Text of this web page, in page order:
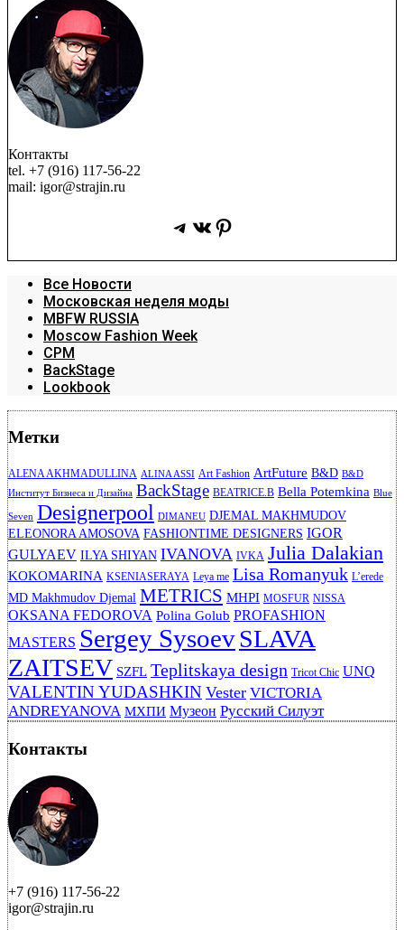
Контакты
tel. +7 (916) 117-56-22
mail: igor@strajin.ru
Telegram
ВКонтакте
Pinterest
Все Новости
Московская неделя моды
MBFW RUSSIA
Moscow Fashion Week
CPM
BackStage
Lookbook
Метки
ALENA AKHMADULLINA ALINA ASSI Art Fashion ArtFuture B&D B&D
Институт Бизнеса и Дизайна BackStage BEATRICE.B Bella Potemkina Blue
Seven Designerpool DIMANEU DJEMAL MAKHMUDOV
ELEONORA AMOSOVA FASHIONTIME DESIGNERS IGOR
GULYAEV ILYA SHIYAN IVANOVA IVKA Julia Dalakian
KOKOMARINA KSENIASERAYA Leya me Lisa Romanyuk L’erede
MD Makhmudov Djemal METRICS MHPI MOSFUR NISSA
OKSANA FEDOROVA Polina Golub PROFASHION
MASTERS Sergey SysoevSLAVA
ZAITSEV SZFL Teplitskaya design Tricot Chic UNQ
VALENTIN YUDASHKIN Vester VICTORIA
ANDREYANOVA МХПИ Музеон Русский Силуэт
Контакты
+7 (916) 117-56-22
igor@strajin.ru